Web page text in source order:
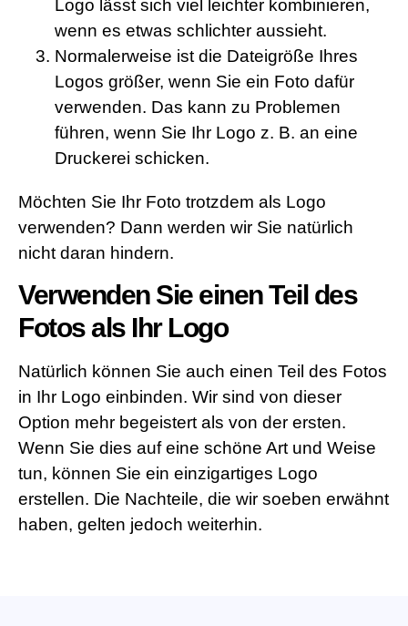
Logo lässt sich viel leichter kombinieren,
wenn es etwas schlichter aussieht.
Normalerweise ist die Dateigröße Ihres
Logos größer, wenn Sie ein Foto dafür
verwenden. Das kann zu Problemen
führen, wenn Sie Ihr Logo z. B. an eine
Druckerei schicken.
Möchten Sie Ihr Foto trotzdem als Logo
verwenden? Dann werden wir Sie natürlich
nicht daran hindern.
Verwenden Sie einen Teil des
Fotos als Ihr Logo
Natürlich können Sie auch einen Teil des Fotos
in Ihr Logo einbinden. Wir sind von dieser
Option mehr begeistert als von der ersten.
Wenn Sie dies auf eine schöne Art und Weise
tun, können Sie ein einzigartiges Logo
erstellen. Die Nachteile, die wir soeben erwähnt
haben, gelten jedoch weiterhin.